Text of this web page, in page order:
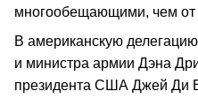
многообещающими, чем от
В американскую
и министра армии Дэна
президента США Джей Ди